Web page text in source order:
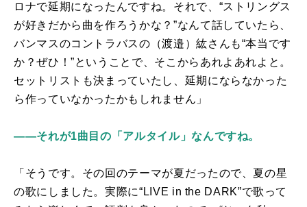
ロナで延期になったんですね。それで、“ストリングス
が好きだから曲を作ろうかな？”なんて話していたら、
バンマスのコントラバスの（渡邉）紘さんも“本当です
か？ぜひ！”ということで、そこからあれよあれよと。
セットリストも決まっていたし、延期にならなかった
ら作っていなかったかもしれません」
――それが1曲目の「アルタイル」なんですね。
「そうです。その回のテーマが夏だったので、夏の星
の歌にしました。実際に“ LIVE in the DARK”で歌って